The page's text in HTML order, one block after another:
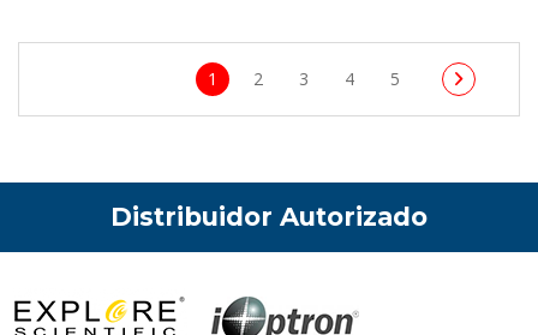
1 2 3 4 5
Distribuidor Autorizado